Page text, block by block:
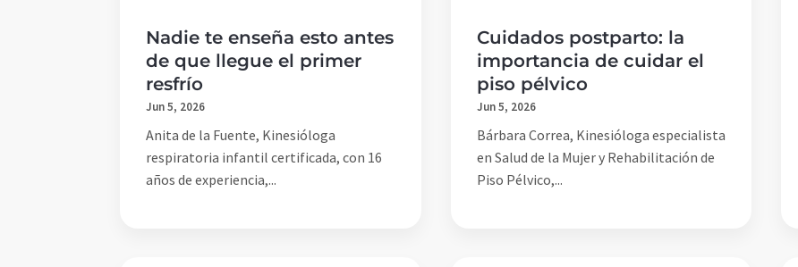
Nadie te enseña esto antes
de que llegue el primer
resfrío
Jun 5, 2026
Anita de la Fuente, Kinesióloga
respiratoria infantil certificada, con 16
años de experiencia,...
Cuidados postparto: la
importancia de cuidar el
piso pélvico
Jun 5, 2026
Bárbara Correa, Kinesióloga especialista
en Salud de la Mujer y Rehabilitación de
Piso Pélvico,...